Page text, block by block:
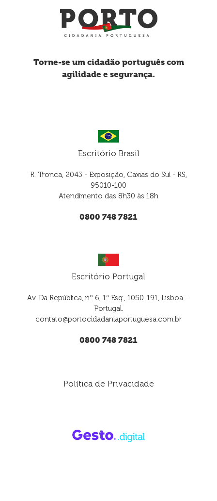
Escritório Brasil
R. Tronca, 2043 - Exposição, Caxias do Sul - RS,
95010-100
Atendimento das 8h30 às 18h
0800 748 7821
Torne-se um cidadão português com
agilidade e segurança.
Escritório Portugal
Av. Da República, nº 6, 1ª Esq., 1050-191, Lisboa –
Portugal.
contato@portocidadaniaportuguesa.com.br
0800 748 7821
Política de Privacidade